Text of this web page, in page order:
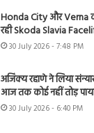
Honda City और Verna
रही Skoda Slavia
30 July 2026 - 7:48 PM
अजिंक्य रहाणे ने लिया
आज तक कोई नहीं तोड़
30 July 2026 - 6:40 PM